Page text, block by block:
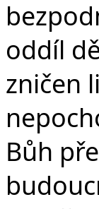
oddíl
zničen
Bůh